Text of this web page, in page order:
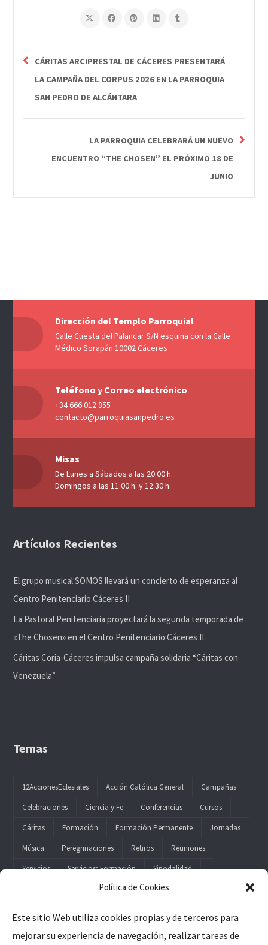
Política de Cookies
Este sitio Web utiliza cookies propias y de terceros para
mejorar su experiencia de navegación, realizar tareas de
CÁRITAS ARCIPRESTAL DE CÁCERES PRESENTARÁ
LA CAMPAÑA DEL CORPUS 2026 EN LA PARROQUIA
SAN PEDRO DE ALCÁNTARA
LA PARROQUIA CELEBRARÁ UN NUEVO
ENCUENTRO “THE CHOSEN” EL PRÓXIMO 18 DE
JUNIO
Dirección del Templo Parroquial
Calle Cuesta del Palancar S/N esquina con la Calle
Médico Sorapán 10002 Cáceres
Teléfono y Correo electrónico
+34 666 012 855
contacto@parroquiasanpedro.es
Misas
De Lunes a Sábados a las 20:00 h.
Domingos a las 11:00 h. y 12:30 h.
Artículos Recientes
El grupo musical SOMOS llevará un concierto de esperanza al
Centro Penitenciario Cáceres II
La Pastoral Penitenciaria proyectará la segunda temporada de
«The Chosen» en el Centro Penitenciario Cáceres II
Cáritas Coria-Cáceres impulsa campaña solidaria “Cáritas con
Venezuela”
Temas
12AccionesEclesiales Acción Católica General
Campañas
Celebraciones
Ciencia y Fe Conferencias
Cursos
Cáritas
Formación Formación Permanente
Jornadas
Música
Peregrinaciones Retiros
Reuniones
Servicios
Servicios; Formación Sinodalidad
Legal